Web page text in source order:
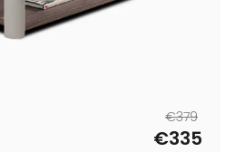
Tavahind
€379
Müügihind
€335